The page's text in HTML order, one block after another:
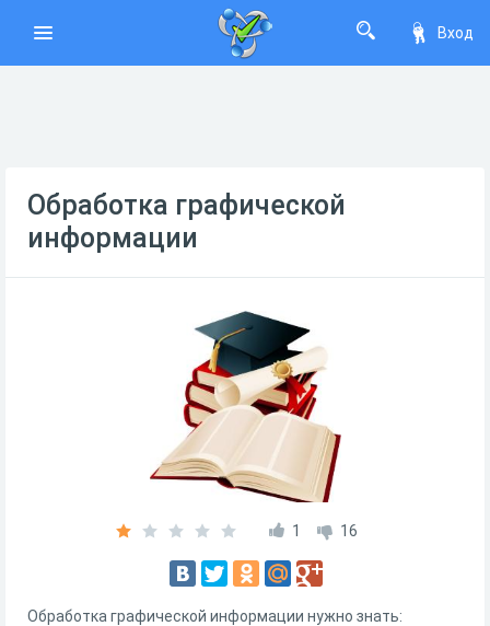
Вход
Обработка графической
информации
1 16
Обработка графической информации нужно знать: